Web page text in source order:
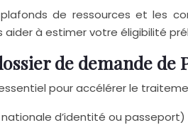
de ressources et les
à estimer votre éligibilité
de demande de
pour accélérer le
d’identité ou passeport)